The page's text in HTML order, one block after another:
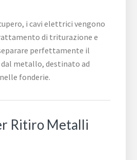
i cavi elettrici vengono
di triturazione e
perfettamente il
metallo, destinato ad
fonderie.
Ritiro Metalli